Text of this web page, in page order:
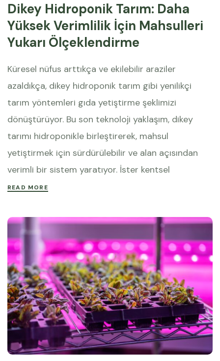
Dikey Hidroponik Tarım: Daha
Yüksek Verimlilik İçin Mahsulleri
Yukarı Ölçeklendirme
Küresel nüfus arttıkça ve ekilebilir araziler
azaldıkça, dikey hidroponik tarım gibi yenilikçi
tarım yöntemleri gıda yetiştirme şeklimizi
dönüştürüyor. Bu son teknoloji yaklaşım, dikey
tarımı hidroponikle birleştirerek, mahsul
yetiştirmek için sürdürülebilir ve alan açısından
verimli bir sistem yaratıyor. İster kentsel
READ MORE